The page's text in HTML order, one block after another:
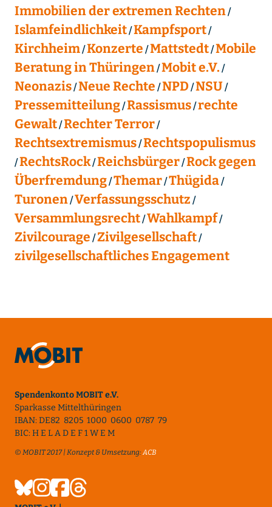
Immobilien der extremen Rechten
Islamfeindlichkeit Kampfsport
Kirchheim Konzerte Mattstedt Mobile
Beratung in Thüringen Mobit e.V.
Neonazis Neue Rechte NPD NSU
Pressemitteilung Rassismus rechte
Gewalt Rechter Terror
Rechtsextremismus Rechtspopulismus
RechtsRock Reichsbürger Rock gegen
Überfremdung Themar Thügida
Turonen Verfassungsschutz
Versammlungsrecht Wahlkampf
Zivilcourage Zivilgesellschaft
zivilgesellschaftliches Engagement
Spendenkonto MOBIT e.V.
Sparkasse Mittelthüringen
IBAN: DE82 8205 1000 0600 0787 79
BIC: H E L A D E F 1 W E M
© MOBIT 2017 | Konzept & Umsetzung:ACB